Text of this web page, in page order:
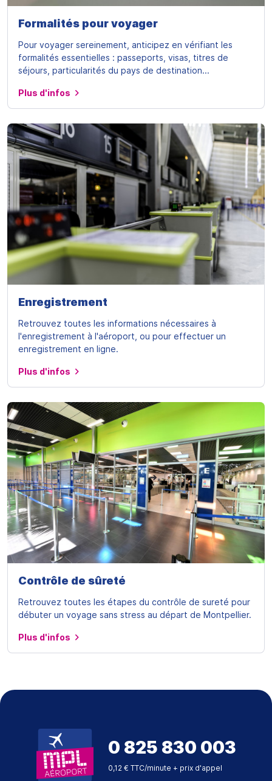
Formalités pour voyager
Pour voyager sereinement, anticipez en vérifiant les
formalités essentielles : passeports, visas, titres de
séjours, particularités du pays de destination...
Plus d'infos
Enregistrement
Retrouvez toutes les informations nécessaires à
l'enregistrement à l'aéroport, ou pour effectuer un
enregistrement en ligne.
Plus d'infos
Contrôle de sûreté
Retrouvez toutes les étapes du contrôle de sureté pour
débuter un voyage sans stress au départ de Montpellier.
Plus d'infos
0 825 830 003
0,12 € TTC/minute + prix d'appel